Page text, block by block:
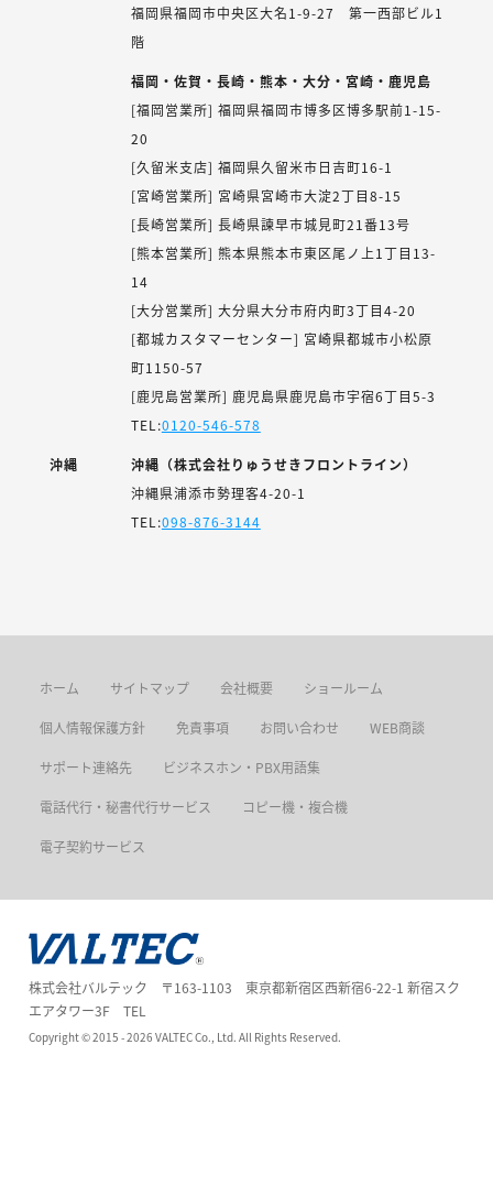
福岡県福岡市中央区大名1-9-27 第一西部ビル1
階
福岡・佐賀・長崎・熊本・大分・宮崎・鹿児島
[福岡営業所] 福岡県福岡市博多区博多駅前1-15-
20
[久留米支店] 福岡県久留米市日吉町16-1
[宮崎営業所] 宮崎県宮崎市大淀2丁目8-15
[長崎営業所] 長崎県諫早市城見町21番13号
[熊本営業所] 熊本県熊本市東区尾ノ上1丁目13-
14
[大分営業所] 大分県大分市府内町3丁目4-20
[都城カスタマーセンター] 宮崎県都城市小松原
町1150-57
[鹿児島営業所] 鹿児島県鹿児島市宇宿6丁目5-3
TEL:0120-546-578
沖縄
沖縄（株式会社りゅうせきフロントライン）
沖縄県浦添市勢理客4-20-1
TEL:098-876-3144
ホーム サイトマップ 会社概要 ショールーム
個人情報保護方針 免責事項 お問い合わせ WEB商談
サポート連絡先 ビジネスホン・PBX用語集
電話代行・秘書代行サービス コピー機・複合機
電子契約サービス
株式会社バルテック 〒163-1103 東京都新宿区西新宿6-22-1 新宿スク
エアタワー3F TEL
Copyright ©2015 - 2026 VALTEC Co., Ltd. All Rights Reserved.